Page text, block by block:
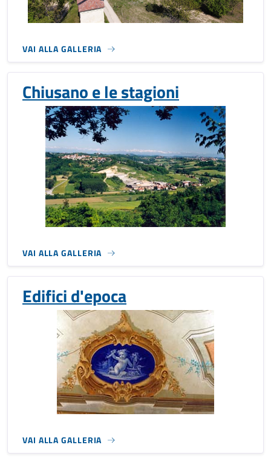
VAI ALLA GALLERIA
Chiusano e le stagioni
VAI ALLA GALLERIA
Edifici d'epoca
VAI ALLA GALLERIA